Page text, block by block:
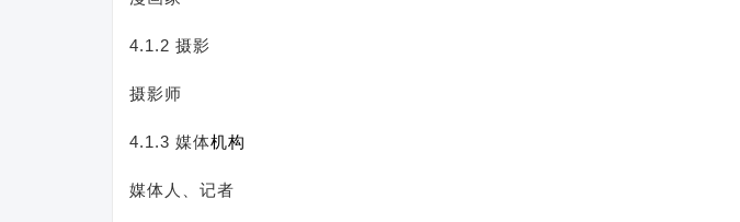
4.1.2 摄影
摄影师
4.1.3 媒体机构
媒体人、记者